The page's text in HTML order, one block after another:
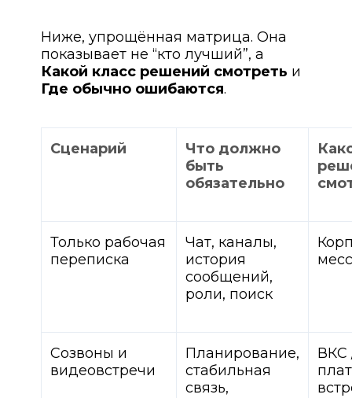
Ниже, упрощённая матрица. Она
показывает не “кто лучший”, а
Какой класс решений смотреть и
Где обычно ошибаются.
Сценарий
Что должно
быть
обязательно
Только рабочая
переписка
Чат, каналы,
история
сообщений,
роли, поиск
Созвоны и
видеовстречи
Планирование,
стабильная
связь,
ВКС